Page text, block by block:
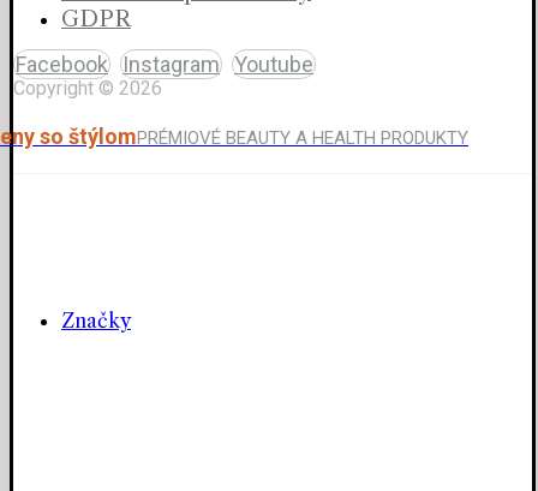
GDPR
Facebook Instagram Youtube
Copyright © 2026
so štýlomPRÉMIOVÉ BEAUTY A HEALTH PRODUKTY
Značky